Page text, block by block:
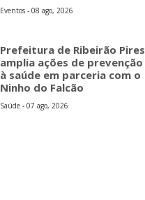
Eventos - 08 ago, 2026
Prefeitura de Ribeirão Pires
amplia ações de prevenção
à saúde em parceria com o
Ninho do Falcão
Saúde - 07 ago, 2026